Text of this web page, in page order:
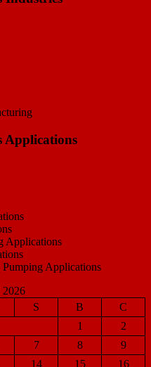
Applications
Applications
2026
S B
C
1
2
7 8
9
14 15 16